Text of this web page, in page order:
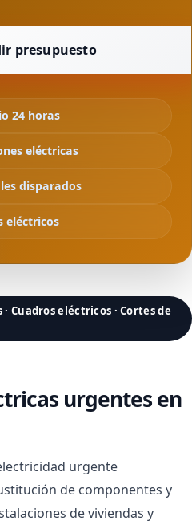
presupuesto
24 horas
eléctricas
disparados
eléctricos
Cuadros eléctricos · Cortes de
urgentes en
urgente
de componentes y
de viviendas y